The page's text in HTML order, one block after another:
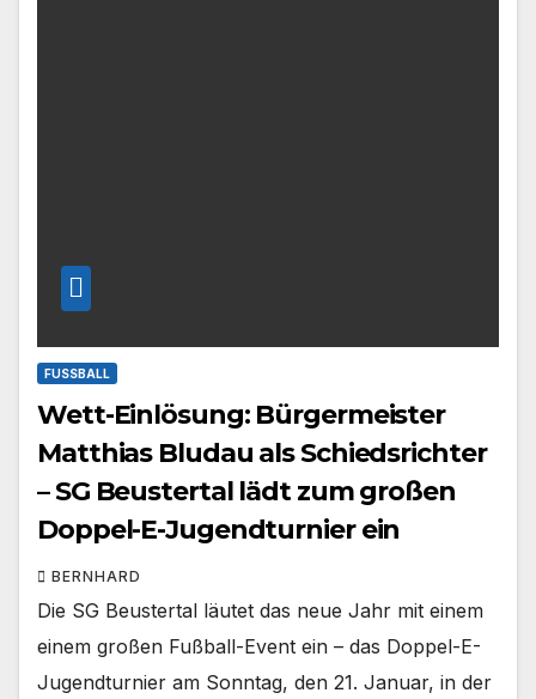
FUSSBALL
Wett-Einlösung: Bürgermeister
Matthias Bludau als Schiedsrichter
– SG Beustertal lädt zum großen
Doppel-E-Jugendturnier ein
BERNHARD
Die SG Beustertal läutet das neue Jahr mit einem
einem großen Fußball-Event ein – das Doppel-E-
Jugendturnier am Sonntag, den 21. Januar, in der